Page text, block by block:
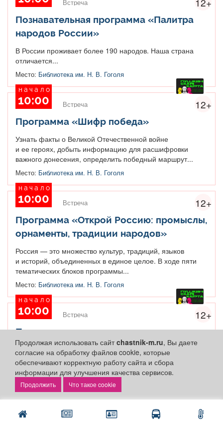
Встреча
Познавательная программа «Палитра
народов России»
В России проживает более 190 народов. Наша страна
отличается...
Место: Библиотека им. Н. В. Гоголя
12+
начало
10:00 Встреча
Программа «Шифр победа»
Узнать факты о Великой Отечественной войне
и ее героях, добыть информацию для расшифровки
важного донесения, определить победный маршрут...
Место: Библиотека им. Н. В. Гоголя
12+
начало
10:00 Встреча
Программа «Открой Россию: промыслы,
орнаменты, традиции народов»
Россия — это множество культур, традиций, языков
и историй, объединенных в единое целое. В ходе пяти
тематических блоков программы...
Место: Библиотека им. Н. В. Гоголя
12+
начало
10:00 Встреча
Познавательно-развлекательная
программа «Будь готов!»
В 2022 году исполнилось 100 лет со дня рождения
Всесоюзной пионерской организации, самой массовой
организации школьников Советского Союза. Традициям...
начало
10:00
Продолжая использовать сайтchastnik-m.ru, Вы даете
согласие на обработку файлов cookie, которые
обеспечивают корректную работу сайта и сбора
информации для улучшения качества сервисов.
Что такое cookie